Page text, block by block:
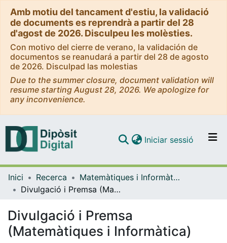
Amb motiu del tancament d'estiu, la validació
de documents es reprendrà a partir del 28
d'agost de 2026. Disculpeu les molèsties.
Con motivo del cierre de verano, la validación de
documentos se reanudará a partir del 28 de agosto
de 2026. Disculpad las molestias
Due to the summer closure, document validation will
resume starting August 28, 2026. We apologize for
any inconvenience.
Navega per tot el DD
Contacte
Iniciar sessió (current)
Inici Recerca
Matemàtiques i Informàtica
Divulgació i Premsa (Matemàtiques i Informàtica)
Divulgació i Premsa
(Matemàtiques i Informàtica)